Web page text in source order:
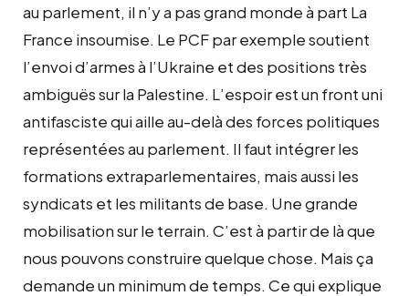
au parlement, il n’y a pas grand monde à part La
France insoumise. Le PCF par exemple soutient
l’envoi d’armes à l’Ukraine et des positions très
ambiguës sur la Palestine. L’espoir est un front uni
antifasciste qui aille au-delà des forces politiques
représentées au parlement. Il faut intégrer les
formations extraparlementaires, mais aussi les
syndicats et les militants de base. Une grande
mobilisation sur le terrain. C’est à partir de là que
nous pouvons construire quelque chose. Mais ça
demande un minimum de temps. Ce qui explique